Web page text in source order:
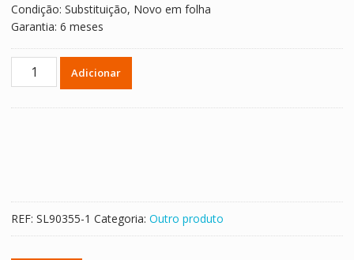
Condição: Substituição, Novo em folha
Garantia: 6 meses
Quantidade
47
Adicionar
REF: SL90355-1 Categoria: Outro produto